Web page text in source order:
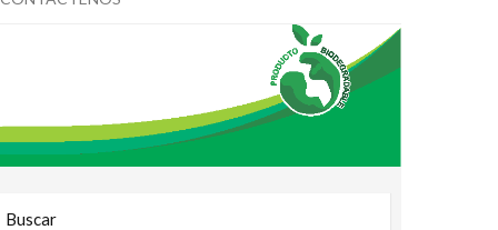
Buscar